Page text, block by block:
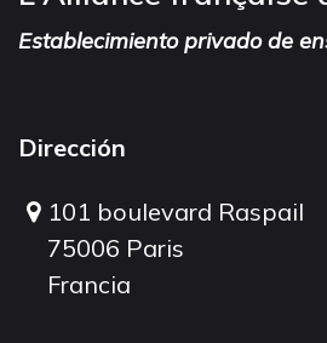
Establecimiento privado de
Dirección
101 boulevard Raspail
75006 Paris
Francia